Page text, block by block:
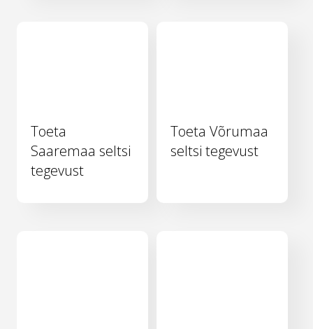
Toeta
Saaremaa seltsi
tegevust
Toeta Võrumaa
seltsi tegevust